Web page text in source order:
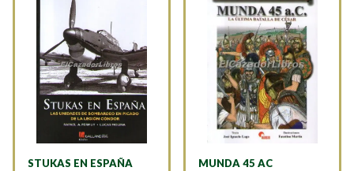
STUKAS EN ESPAÑA
MUNDA 45 AC